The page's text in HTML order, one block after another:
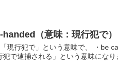
（意味：現行犯で）
現行犯で」という意味で、 ・be
で逮捕される」という意味になり